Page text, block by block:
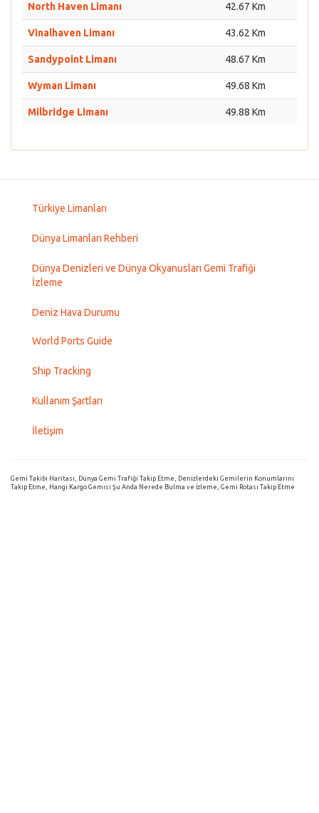
North Haven Limanı 42.67 Km
Vinalhaven Limanı 43.62 Km
Sandypoint Limanı 48.67 Km
Wyman Limanı 49.68 Km
Milbridge Limanı 49.88 Km
Türkiye Limanları
Dünya Limanları Rehberi
Dünya Denizleri ve Dünya Okyanusları Gemi Trafiği
İzleme
Deniz Hava Durumu
World Ports Guide
Ship Tracking
Kullanım Şartları
İletişim
Gemi Takibi Haritası, Dünya Gemi Trafiği Takip Etme, Denizlerdeki Gemilerin Konumlarını
Takip Etme, Hangi Kargo Gemisi Şu Anda Nerede Bulma ve İzleme, Gemi Rotası Takip Etme